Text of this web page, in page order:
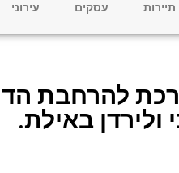
תיירות עסקים עירוני
להרחבת
ולירדן באילת.